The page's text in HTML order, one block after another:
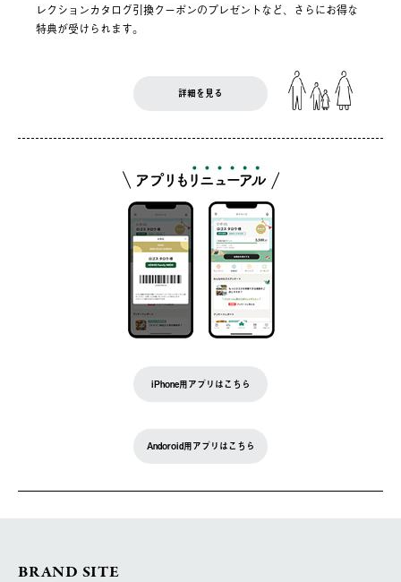
レクションカタログ引換クーポンのプレゼントなど、さらにお得な
特典が受けられます。
詳細を見る
iPhone用アプリはこちら
Andoroid用アプリはこちら
BRAND SITE